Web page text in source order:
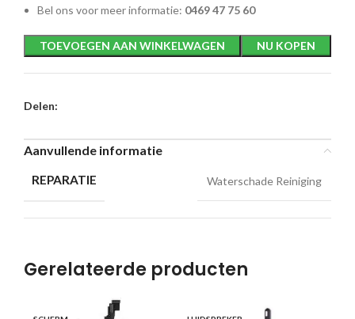
Bel ons voor meer informatie: 0469 47 75 60
TOEVOEGEN AAN WINKELWAGEN NU KOPEN
Delen:
Aanvullende informatie
REPARATIE Waterschade Reiniging
Gerelateerde producten